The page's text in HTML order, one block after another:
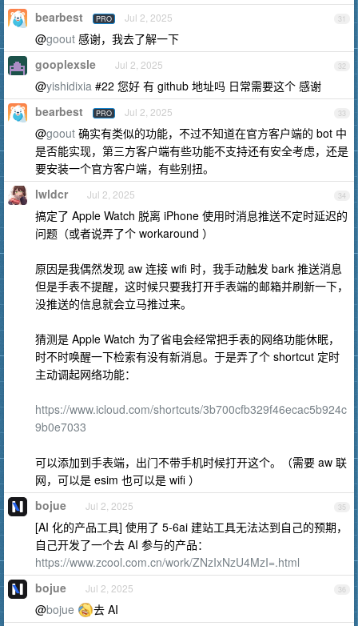
31
bearbest PRO Jul 2, 2025
@goout 感谢，我去了解一下
32
gooplexsle Jul 2, 2025
@yishidixia #22 您好 有 github 地址吗 日常需要这个 感谢
33
bearbest PRO Jul 2, 2025
@goout 确实有类似的功能，不过不知道在官方客户端的 bot 中
是否能实现，第三方客户端有些功能不支持还有安全考虑，还是
要安装一个官方客户端，有些别扭。
34
lwldcr Jul 2, 2025
搞定了 Apple Watch 脱离 iPhone 使用时消息推送不定时延迟的
问题（或者说弄了个 workaround ）
原因是我偶然发现 aw 连接 wifi 时，我手动触发 bark 推送消息
但是手表不提醒，这时候只要我打开手表端的邮箱并刷新一下，
没推送的信息就会立马推过来。
猜测是 Apple Watch 为了省电会经常把手表的网络功能休眠，
时不时唤醒一下检索有没有新消息。于是弄了个 shortcut 定时
主动调起网络功能：
https://www.icloud.com/shortcuts/3b700cfb329f46ecac5b924c
9b0e7033
可以添加到手表端，出门不带手机时候打开这个。（需要 aw 联
网，可以是 esim 也可以是 wifi ）
35
bojue Jul 2, 2025
[AI 化的产品工具] 使用了 5-6ai 建站工具无法达到自己的预期，
自己开发了一个去 AI 参与的产品：
https://www.zcool.com.cn/work/ZNzIxNzU4MzI=.html
36
bojue Jul 2, 2025
@bojue 去 AI